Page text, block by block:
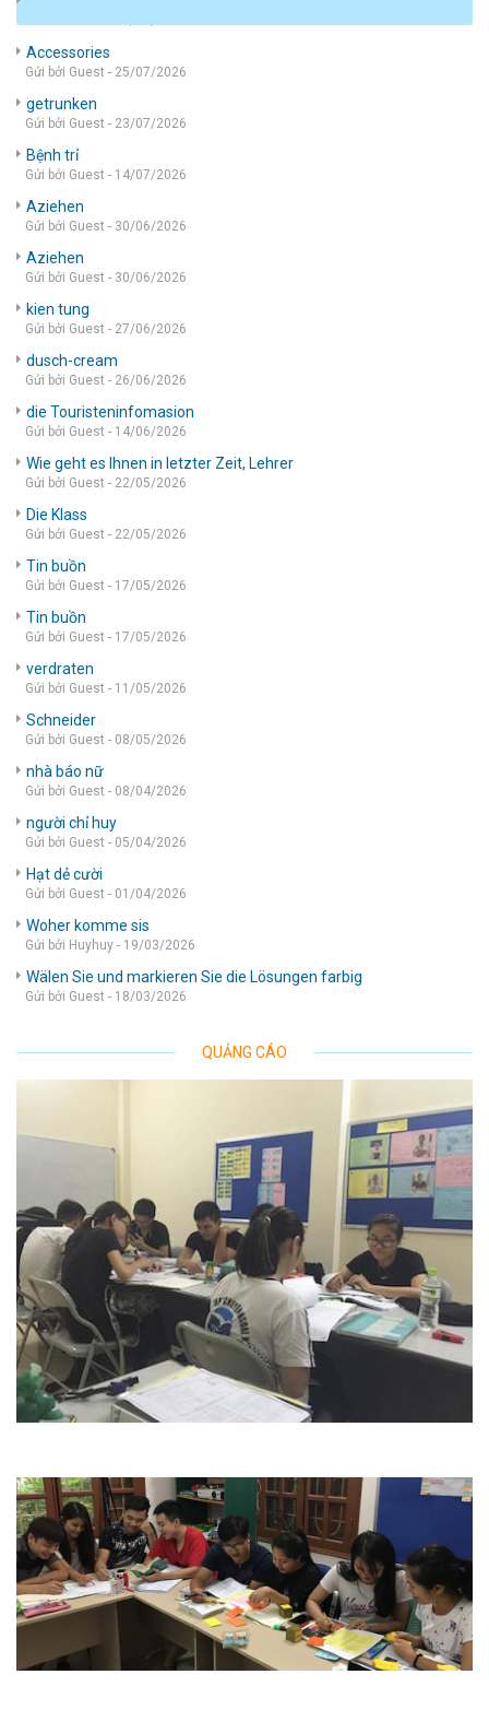
Accessories
Gửi bởi Guest - 25/07/2026
getrunken
Gửi bởi Guest - 23/07/2026
Bệnh trỉ
Gửi bởi Guest - 14/07/2026
Aziehen
Gửi bởi Guest - 30/06/2026
Aziehen
Gửi bởi Guest - 30/06/2026
kien tung
Gửi bởi Guest - 27/06/2026
dusch-cream
Gửi bởi Guest - 26/06/2026
die Touristeninfomasion
Gửi bởi Guest - 14/06/2026
Wie geht es Ihnen in letzter Zeit, Lehrer
Gửi bởi Guest - 22/05/2026
Die Klass
Gửi bởi Guest - 22/05/2026
Tin buồn
Gửi bởi Guest - 17/05/2026
Tin buồn
Gửi bởi Guest - 17/05/2026
verdraten
Gửi bởi Guest - 11/05/2026
Schneider
Gửi bởi Guest - 08/05/2026
nhà báo nữ
Gửi bởi Guest - 08/04/2026
người chỉ huy
Gửi bởi Guest - 05/04/2026
Hạt dẻ cười
Gửi bởi Guest - 01/04/2026
Woher komme sis
Gửi bởi Huyhuy - 19/03/2026
Wälen Sie und markieren Sie die Lösungen farbig
Gửi bởi Guest - 18/03/2026
QUẢNG CÁO